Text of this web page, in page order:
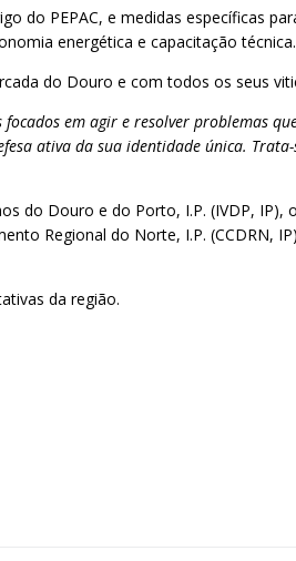
do PEPAC, e medidas específicas
energética e capacitação técnica.
do Douro e com todos os seus
em agir e resolver problemas
ativa da sua identidade única.
do Douro e do Porto, I.P. (IVDP, IP),
Regional do Norte, I.P. (CCDRN,
da região.